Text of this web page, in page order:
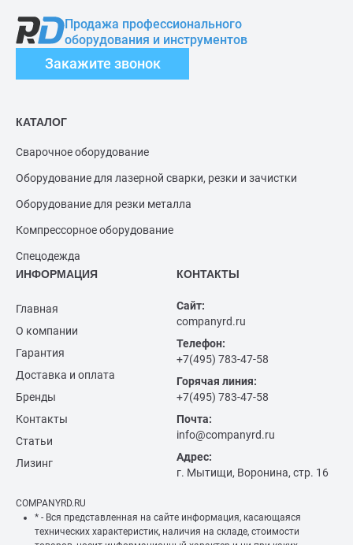
Продажа профессионального
оборудования и инструментов
Закажите звонок
КАТАЛОГ
Сварочное оборудование
Оборудование для лазерной сварки, резки и зачистки
Оборудование для резки металла
Компрессорное оборудование
Спецодежда
ИНФОРМАЦИЯ
Главная
О компании
Гарантия
Доставка и оплата
Бренды
Контакты
Статьи
Лизинг
КОНТАКТЫ
Сайт:
companyrd.ru
Телефон:
+7(495) 783-47-58
Горячая линия:
+7(495) 783-47-58
Почта:
info@companyrd.ru
Адрес:
г. Мытищи, Воронина, стр. 16
COMPANYRD.RU
* - Вся представленная на сайте информация, касающаяся
технических характеристик, наличия на складе, стоимости